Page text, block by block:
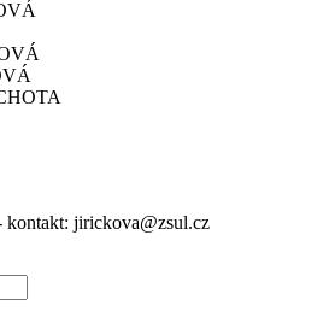
jirickova@zsul.cz